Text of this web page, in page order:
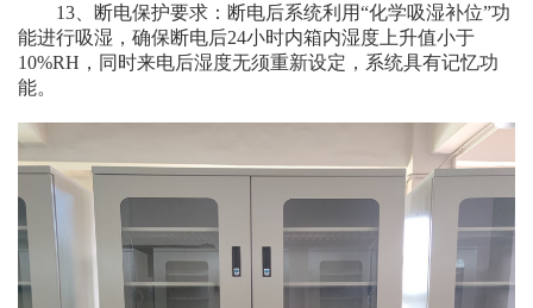
13、断电保护要求：断电后系统利用“化学吸湿补位”功
能进行吸湿，确保断电后24小时内箱内湿度上升值小于
10%RH，同时来电后湿度无须重新设定，系统具有记忆功
能。